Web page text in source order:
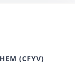
(CFYV)